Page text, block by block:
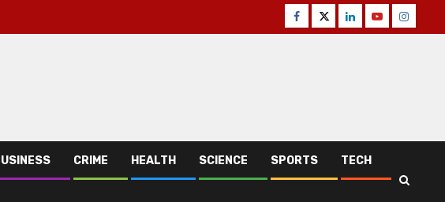
Facebook
TwitterLinkedinYoutube
CRIME HEALTH SCIENCE SPORTS TECH